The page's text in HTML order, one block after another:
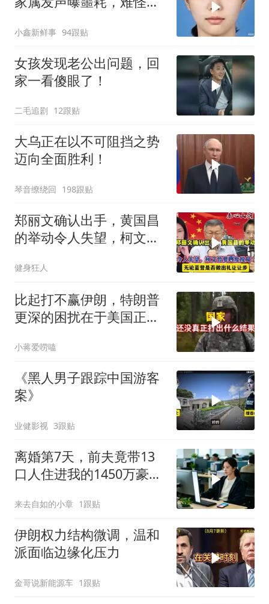
小鑫新鲜事 94跟贴
女孩发现老公出问题，回
家一看傻眼了！
二毛追剧 12跟贴
大乌正在以不可阻挡之势
迈向全面胜利！
琴音缭绕回 198跟贴
郑丽文确认出手，黄国昌
的举动令人失望，柯文哲
健身狂人
比起打不赢伊朗，特朗普
更深的困扰在于美国正重
小蒋爱唠嗑
《黑人男子跟踪中国游客
案》
业健影视 3跟贴
离婚第7天，前夫竟带13
口人住进我的1450万豪
来去自如的小章 1跟贴
伊朗权力结构微调，温和
派面临边缘化压力
金哥说新能源车 1跟贴